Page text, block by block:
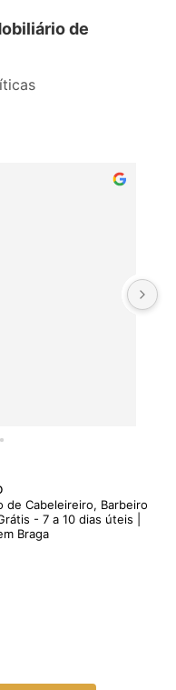
de
de Cabeleireiro, Barbeiro
- 7 a 10 dias úteis |
Braga